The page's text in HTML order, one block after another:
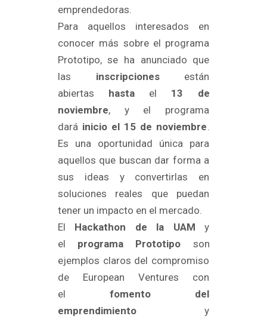
emprendedoras.
Para aquellos interesados en
conocer más sobre el programa
Prototipo, se ha anunciado que
las inscripciones están
abiertas hasta el 13 de
noviembre, y el programa
dará inicio el 15 de noviembre.
Es una oportunidad única para
aquellos que buscan dar forma a
sus ideas y convertirlas en
soluciones reales que puedan
tener un impacto en el mercado.
El Hackathon de la UAM y
el programa Prototipo son
ejemplos claros del compromiso
de European Ventures con
el fomento del
emprendimientoy